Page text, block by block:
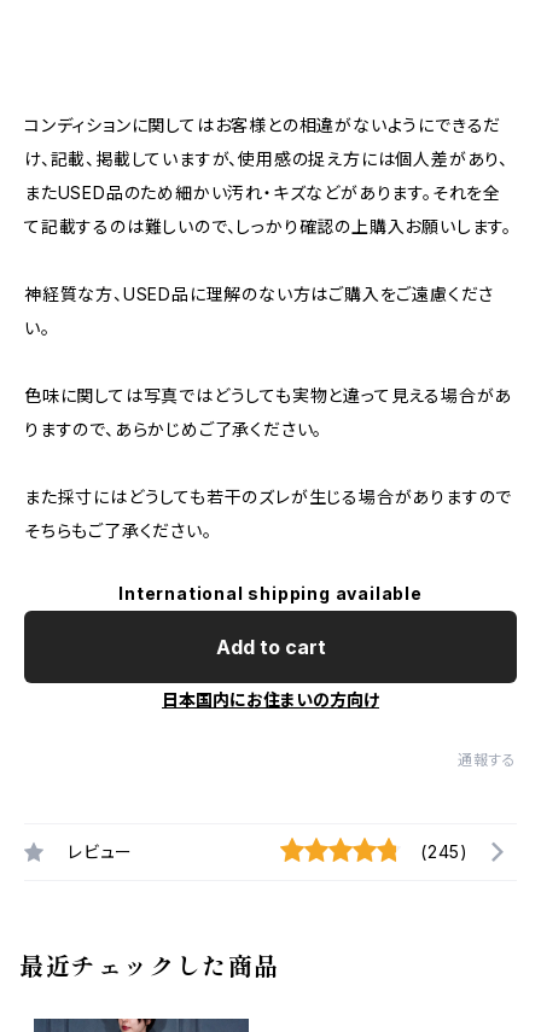
コンディションに関してはお客様との相違がないようにできるだ
け、記載、掲載していますが、使用感の捉え方には個人差があり、
またUSED品のため細かい汚れ・キズなどがあります。それを全
て記載するのは難しいので、しっかり確認の上購入お願いします。
神経質な方、USED品に理解のない方はご購入をご遠慮くださ
い。
色味に関しては写真ではどうしても実物と違って見える場合があ
りますので、あらかじめご了承ください。
また採寸にはどうしても若干のズレが生じる場合がありますので
そちらもご了承ください。
International shipping available
Add to cart
日本国内にお住まいの方向け
通報する
レビュー (245)
最近チェックした商品